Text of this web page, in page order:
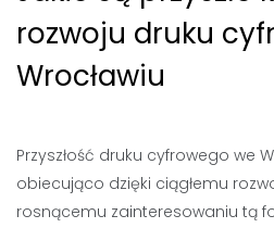
rozwoju druku
Wrocławiu
Przyszłość druku cyfrowego we
obiecująco dzięki ciągłemu
rosnącemu zainteresowaniu tą